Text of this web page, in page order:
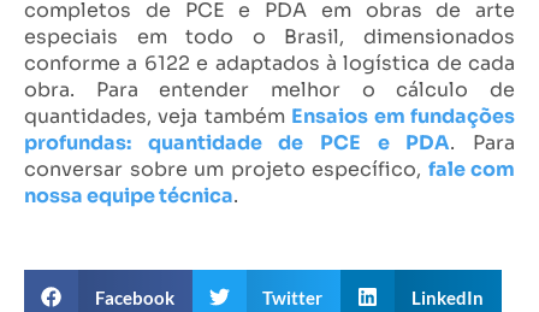
completos de PCE e PDA em obras de arte
especiais em todo o Brasil, dimensionados
conforme a 6122 e adaptados à logística de cada
obra. Para entender melhor o cálculo de
quantidades, veja também Ensaios em fundações
profundas: quantidade de PCE e PDA. Para
conversar sobre um projeto específico, fale com
nossa equipe técnica.
Facebook Twitter LinkedIn